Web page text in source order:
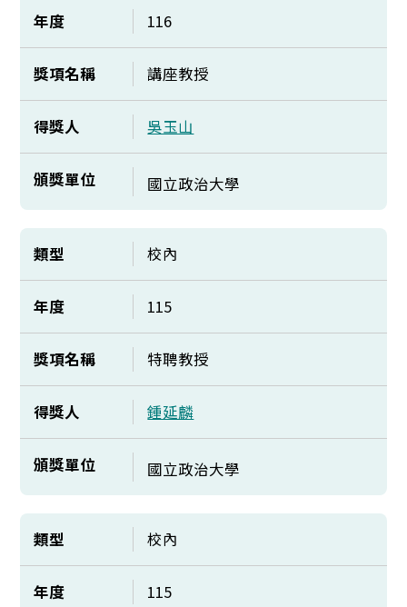
年度 116
獎項名稱 講座教授
得獎人 吳玉山
頒獎單位 國立政治大學
類型 校內
年度 115
獎項名稱 特聘教授
得獎人 鍾延麟
頒獎單位 國立政治大學
類型 校內
年度 115